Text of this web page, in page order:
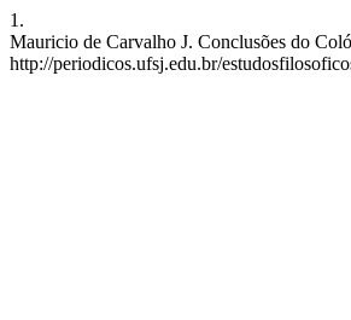
1.
Mauricio de Carvalho J. Conclusões do
http://periodicos.ufsj.edu.br/